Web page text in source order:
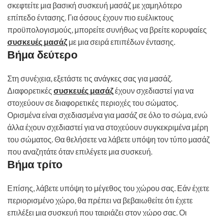
σκεφτείτε μια βασική συσκευή μασάζ με χαμηλότερο
επίπεδο έντασης. Για όσους έχουν πιο ευέλικτους
προϋπολογισμούς, μπορείτε συνήθως να βρείτε κορυφαίες
συσκευές μασάζ με μια σειρά επιπέδων έντασης.
Βήμα δεύτερο
Στη συνέχεια, εξετάστε τις ανάγκες σας για μασάζ.
Διαφορετικές συσκευές μασάζέχουν σχεδιαστεί για να
στοχεύουν σε διαφορετικές περιοχές του σώματος.
Ορισμένα είναι σχεδιασμένα για μασάζ σε όλο το σώμα, ενώ
άλλα έχουν σχεδιαστεί για να στοχεύουν συγκεκριμένα μέρη
του σώματος. Θα θελήσετε να λάβετε υπόψη τον τύπο μασάζ
που αναζητάτε όταν επιλέγετε μια συσκευή.
Βήμα τρίτο
Επίσης, λάβετε υπόψη το μέγεθος του χώρου σας. Εάν έχετε
περιορισμένο χώρο, θα πρέπει να βεβαιωθείτε ότι έχετε
επιλέξει μια συσκευή που ταιριάζει στον χώρο σας. Οι